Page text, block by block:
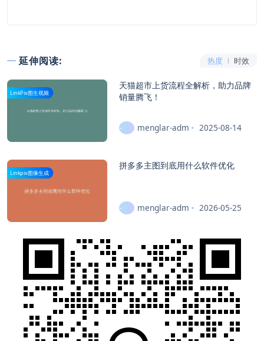
延伸阅读: 热度 时效
LinkPix图生视频
天猫超市上货流程全解析，助力品牌
销量腾飞！
menglar-adm 2025-08-14
Linkpix图像生成
拼多多主图到底用什么软件优化
menglar-adm 2026-05-25